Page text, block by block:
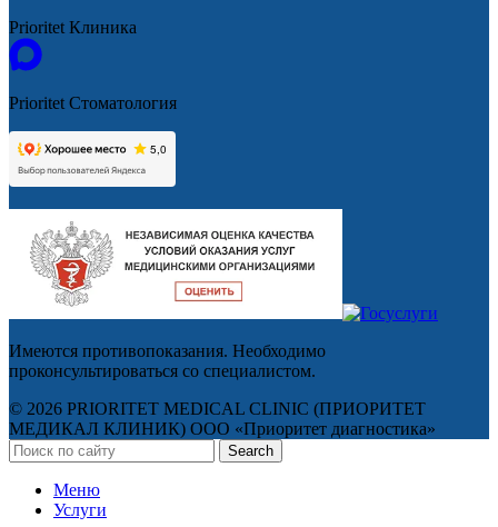
Prioritet Клиника
Prioritet Стоматология
Имеются противопоказания. Необходимо
проконсультироваться со специалистом.
© 2026 PRIORITET MEDICAL CLINIC (ПРИОРИТЕТ
МЕДИКАЛ КЛИНИК) ООО «Приоритет диагностика»
Search
Меню
Услуги